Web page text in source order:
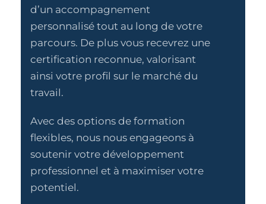
d’un accompagnement
personnalisé tout au long de votre
parcours. De plus vous recevrez une
certification reconnue, valorisant
ainsi votre profil sur le marché du
travail.
Avec des options de formation
flexibles, nous nous engageons à
soutenir votre développement
professionnel et à maximiser votre
potentiel.